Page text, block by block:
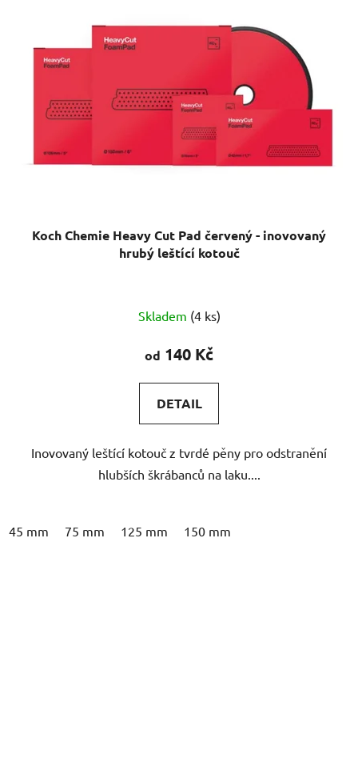
Koch Chemie Heavy Cut Pad červený - inovovaný
hrubý leštící kotouč
Skladem (4 ks)
od 140 Kč
DETAIL
Inovovaný leštící kotouč z tvrdé pěny pro odstranění
hlubších škrábanců na laku....
45 mm 75 mm 125 mm 150 mm